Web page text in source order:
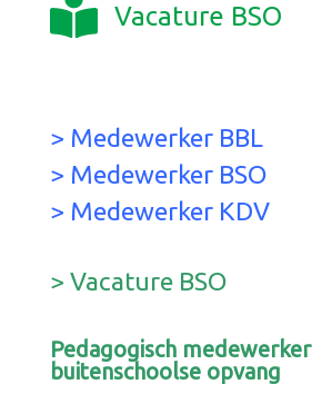
Vacature BSO
> Medewerker BBL
> Medewerker BSO
> Medewerker KDV
> Vacature BSO
Pedagogisch medewerker
buitenschoolse opvang